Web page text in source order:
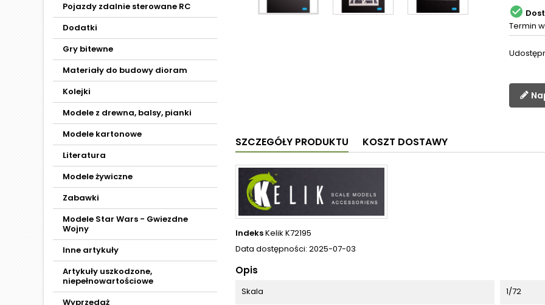
Pojazdy zdalnie sterowane RC
Dodatki
Gry bitewne
Materiały do budowy dioram
Kolejki
Modele z drewna, balsy, pianki
Modele kartonowe
Literatura
Modele żywiczne
Zabawki
Modele Star Wars - Gwiezdne
Wojny
Inne artykuły
Artykuły uszkodzone,
niepełnowartościowe
Wyprzedaż

Termin
SZCZEGÓŁY PRODUKTU KOSZT DOSTAWY
IndeksKelik K72195
Data dostępności: 2025-07-03
Opis
Skala 1/72